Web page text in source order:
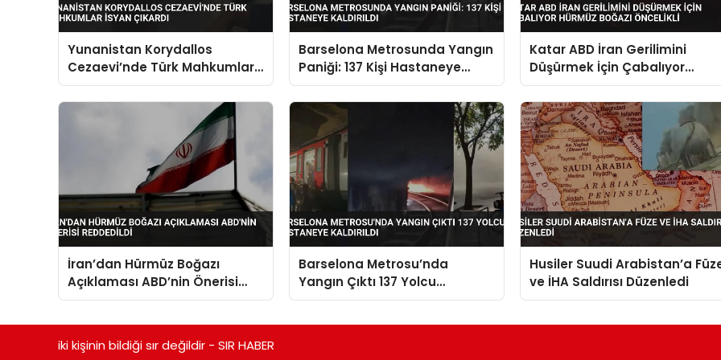
Yunanistan Korydallos
Cezaevi’nde Türk Mahkumlar
İsyan Çıkardı
Barselona Metrosunda Yangın
Paniği: 137 Kişi Hastaneye
Kaldırıldı
Katar ABD İran Gerilimini
Düşürmek İçin Çabalıyor
Hürmüz Boğazı Öncelikli
İran’dan Hürmüz Boğazı
Açıklaması ABD’nin Önerisi
Reddedildi
Barselona Metrosu’nda
Yangın Çıktı 137 Yolcu
Hastaneye Kaldırıldı
Husiler Suudi Arabistan’a
ve İHA Saldırısı Düzenledi
iki kişinin bildiği sır değildir - SIR HABER